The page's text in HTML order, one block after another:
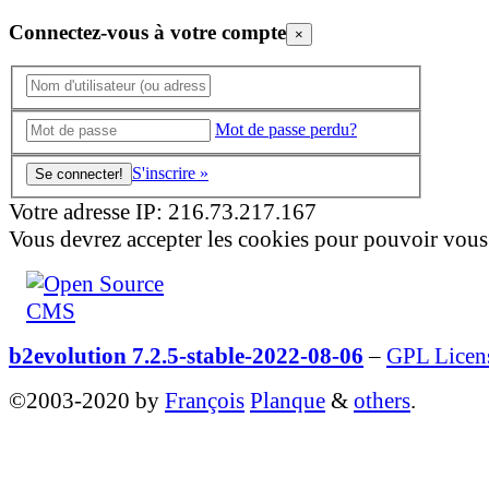
Connectez-vous à votre compte ×
Mot de passe perdu?
S'inscrire »
Votre adresse IP: 216.73.217.167
Vous devrez accepter les cookies pour pouvoir
b2evolution 7.2.5-stable-2022-08-06 – GPL
©2003-2020 by François Planque & others.